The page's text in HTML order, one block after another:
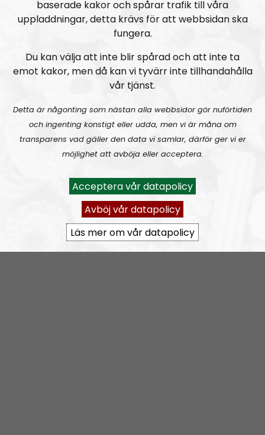
Urkult är en kulturpodd som kommer ut en gång i
och dödsmetall, neofolk och rituell ambient
folkmusik. I programmet kommer man att diskutera
kulturella frågor som är relaterade till den mörkare
musikens värld.
Programledare är Ulf Larsson och medarbetare är
Simon Holmqvist och Linus Persson.
Prenumerera på Urkult medRSS
https://nordiskradio.se/?format=mp3-
rss&show=urkult
baserade kakor och spårar trafik till våra
uppladdningar, detta krävs för att webbsidan ska
fungera.
Du kan välja att inte blir spårad och att inte ta
emot kakor, men då kan vi tyvärr inte tillhandahålla
vår tjänst.
Detta är någonting som nästan alla webbsidor gör nuförtiden
och ingenting konstigt eller udda, men vi är måna om
transparens vad gäller den data vi samlar, därför ger vi er
möjlighet att avböja eller acceptera.
Acceptera vår datapolicy
Avböj vår datapolicy
Läs mer om vår datapolicy